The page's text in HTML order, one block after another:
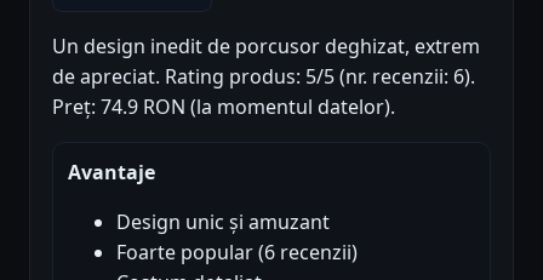
Un design inedit de porcusor deghizat, extrem
de apreciat. Rating produs: 5/5 (nr. recenzii: 6).
Preț: 74.9 RON (la momentul datelor).
Avantaje
Design unic și amuzant
Foarte popular (6 recenzii)